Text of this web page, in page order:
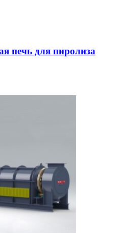
печь для пиролиза